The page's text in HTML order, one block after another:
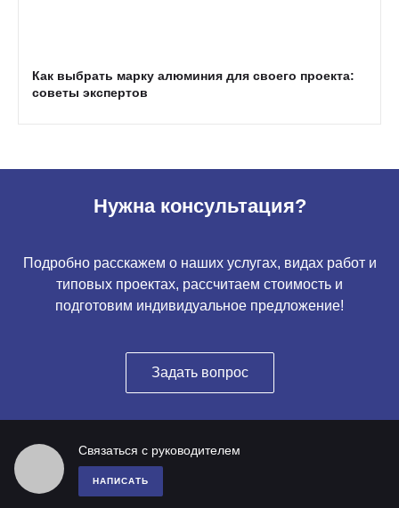
Как выбрать марку алюминия для своего проекта:
советы экспертов
Нужна консультация?
Подробно расскажем о наших услугах, видах работ и
типовых проектах, рассчитаем стоимость и
подготовим индивидуальное предложение!
Задать вопрос
Связаться с руководителем
НАПИСАТЬ